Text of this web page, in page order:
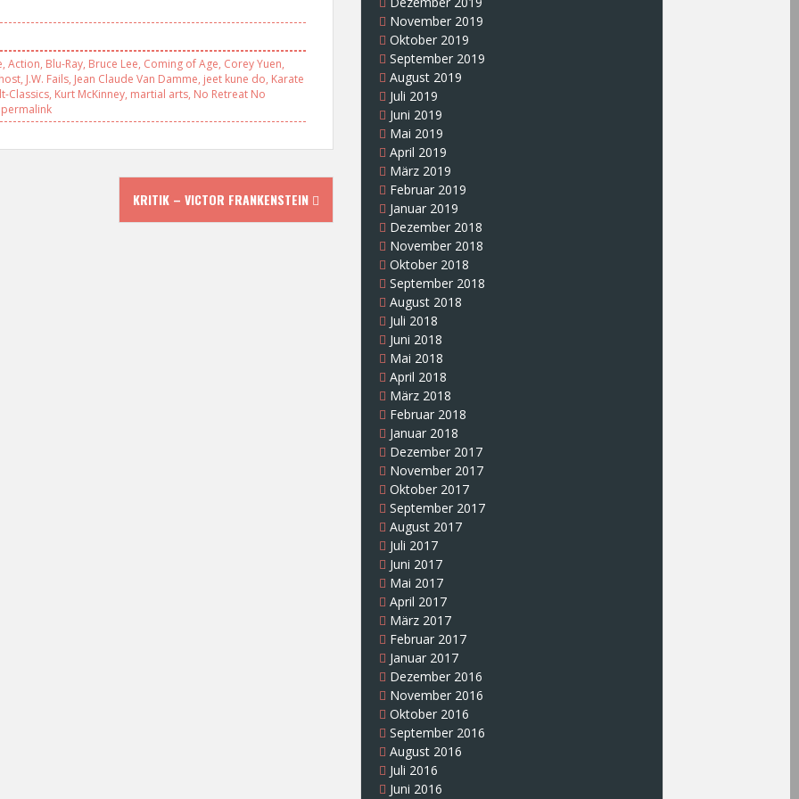
, Action, Blu-Ray, Bruce Lee, Coming of Age, Corey Yuen,
, J.W. Fails, Jean Claude Van Damme, jeet kune do, Karate
Classics, Kurt McKinney, martial arts, No Retreat No
permalink
KRITIK – VICTOR FRANKENSTEIN
November 2019
Oktober 2019
September 2019
August 2019
Juli 2019
Juni 2019
Mai 2019
April 2019
März 2019
Februar 2019
Januar 2019
Dezember 2018
November 2018
Oktober 2018
September 2018
August 2018
Juli 2018
Juni 2018
Mai 2018
April 2018
März 2018
Februar 2018
Januar 2018
Dezember 2017
November 2017
Oktober 2017
September 2017
August 2017
Juli 2017
Juni 2017
Mai 2017
April 2017
März 2017
Februar 2017
Januar 2017
Dezember 2016
November 2016
Oktober 2016
September 2016
August 2016
Juli 2016
Juni 2016